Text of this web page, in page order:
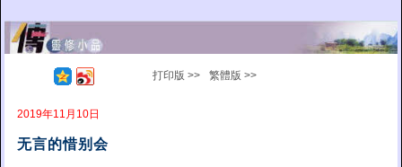
打印版 >> 繁體版 >>
2019年11月10日
无言的惜别会